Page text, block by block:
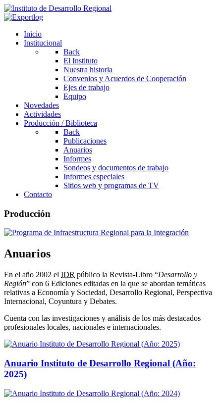
Inicio
Institucional
Back
El Instituto
Nuestra historia
Convenios y Acuerdos de Cooperación
Ejes de trabajo
Equipo
Novedades
Actividades
Producción / Biblioteca
Back
Publicaciones
Anuarios
Informes
Sondeos y documentos de trabajo
Informes especiales
Sitios web y programas de TV
Contacto
Producción
Anuarios
En el año 2002 el IDR público la Revista-Libro “Desarrollo y
Región” con 6 Ediciones editadas en la que se abordan temáticas
relativas a Economía y Sociedad, Desarrollo Regional, Perspectiva
Internacional, Coyuntura y Debates.
Cuenta con las investigaciones y análisis de los más destacados
profesionales locales, nacionales e internacionales.
Anuario Instituto de Desarrollo Regional (Año:
2025)